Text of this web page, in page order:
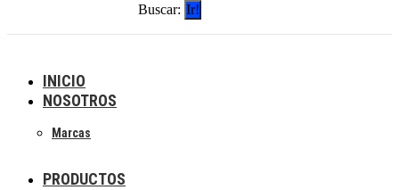
Buscar:
INICIO
NOSOTROS
Marcas
PRODUCTOS